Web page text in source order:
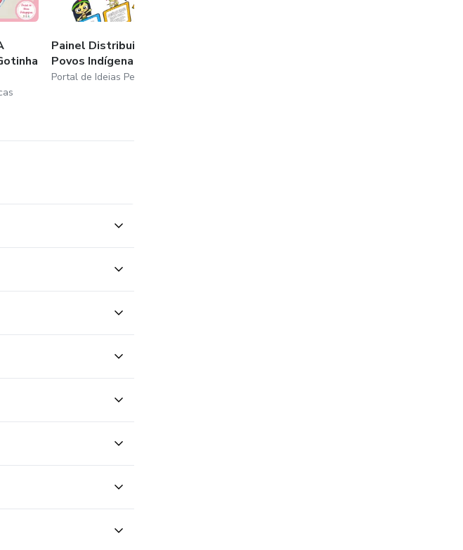
Painel Distribuição dos
Povos Indígenas no Brasil
Portal de Ideias Pedagógicas